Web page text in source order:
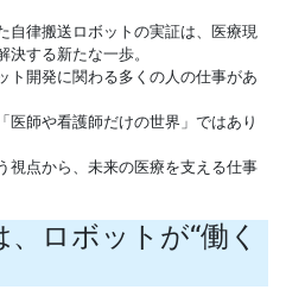
自律搬送ロボットの実証は、医療現
する新たな一歩。
ト開発に関わる多くの人の仕事があ
医師や看護師だけの世界」ではあり
視点から、未来の医療を支える仕事
ロボットが“働く